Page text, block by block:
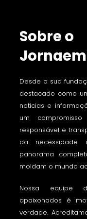
Sobre o
Desde a sua
destacado como
notícias e
um
responsável e
da
panorama
moldam o mundo
Nossa equipe
apaixonados é
verdade.